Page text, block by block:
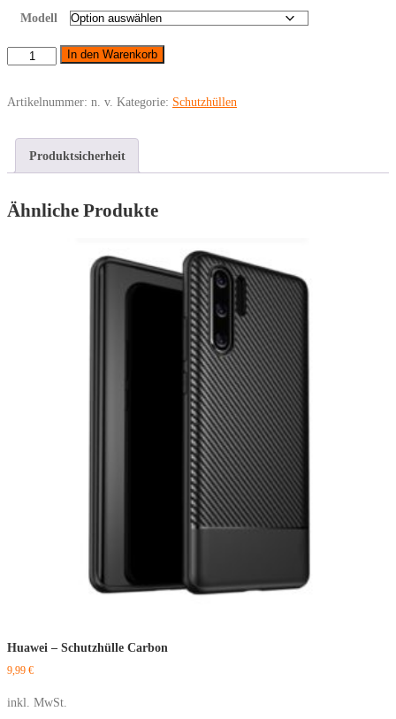
Modell
Samsung
Schutzhülle
Menge
In den Warenkorb
Artikelnummer: n. v. Kategorie: Schutzhüllen
Produktsicherheit
Ähnliche Produkte
Huawei – Schutzhülle Carbon
9,99 €
inkl. MwSt.